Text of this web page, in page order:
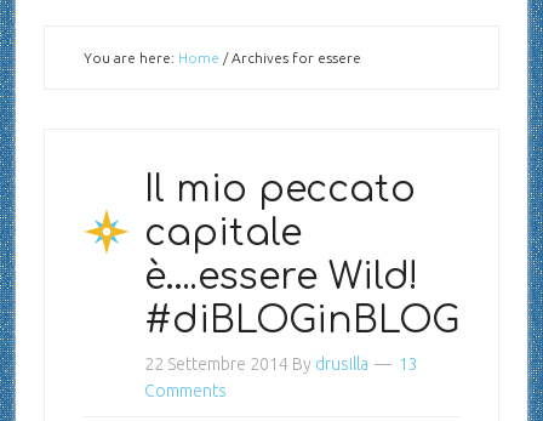
You are here: Home /Archives for essere
Il mio peccato
capitale
è….essere Wild!
‪#‎diBLOGinBLOG
22 Settembre 2014 By drusilla
13
Comments